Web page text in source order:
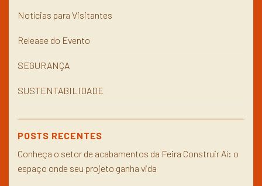
Notícias para Visitantes
Release do Evento
SEGURANÇA
SUSTENTABILIDADE
POSTS RECENTES
Conheça o setor de acabamentos da Feira Construir Aí: o
espaço onde seu projeto ganha vida